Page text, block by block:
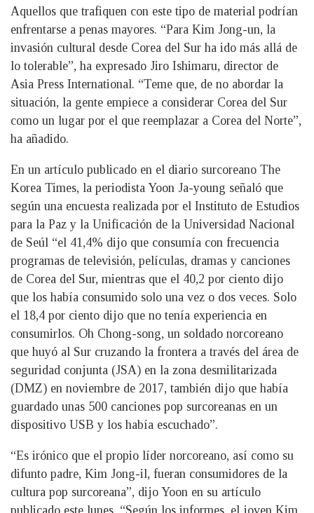
Aquellos que trafiquen con este tipo de material podrían
enfrentarse a penas mayores. “Para Kim Jong-un, la
invasión cultural desde Corea del Sur ha ido más allá de
lo tolerable”, ha expresado Jiro Ishimaru, director de
Asia Press International. “Teme que, de no abordar la
situación, la gente empiece a considerar Corea del Sur
como un lugar por el que reemplazar a Corea del Norte”,
ha añadido.
En un artículo publicado en el diario surcoreano The
Korea Times, la periodista Yoon Ja-young señaló que
según una encuesta realizada por el Instituto de Estudios
para la Paz y la Unificación de la Universidad Nacional
de Seúl “el 41,4% dijo que consumía con frecuencia
programas de televisión, películas, dramas y canciones
de Corea del Sur, mientras que el 40,2 por ciento dijo
que los había consumido solo una vez o dos veces. Solo
el 18,4 por ciento dijo que no tenía experiencia en
consumirlos. Oh Chong-song, un soldado norcoreano
que huyó al Sur cruzando la frontera a través del área de
seguridad conjunta (JSA) en la zona desmilitarizada
(DMZ) en noviembre de 2017, también dijo que había
guardado unas 500 canciones pop surcoreanas en un
dispositivo USB y los había escuchado”.
“Es irónico que el propio líder norcoreano, así como su
difunto padre, Kim Jong-il, fueran consumidores de la
cultura pop surcoreana”, dijo Yoon en su artículo